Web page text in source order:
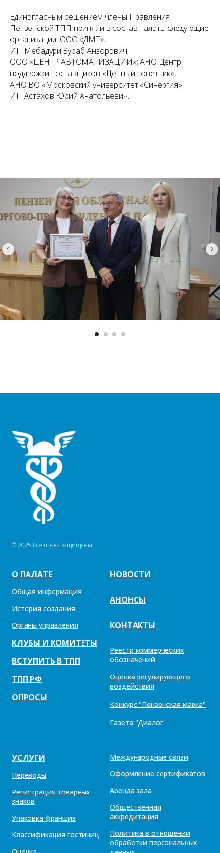
Единогласным решением члены Правления
Пензенской ТПП приняли в состав палаты следующие
организации: ООО «ДМТ»,
ИП Мебадури Зураб Анзорович,
ООО «ЦЕНТР АВТОМАТИЗАЦИИ»; АНО Центр
поддержки поставщиков «Ценный советник»,
АНО ВО «Московский университет «Синергия»,
ИП Астахов Юрий Анатольевич.
© 2025 Все права защищены.
О ПАЛАТЕ
Общая информация
История создания
Органы управления
КЛУБЫ И КОМИТЕТЫ
ВСТУПИТЬ В ТПП
ТПП РФ
ОПРОСЫ
НОВОСТИ
АНОНСЫ
КОНТАКТЫ
Реестр коммерческих
обозначений
Оценка регулирующего
воздействия
Конкурс "Пензенская марка"
Газета "Диалог"
УСЛУГИ
Переводы
Регистрация товарных
знаков
Упаковка франшиз
Классификация гостиниц
Международные связи
Оформление сертификатов
Аренда зала
Общественная
аккредитация
Политика в отношении
обработки персональных